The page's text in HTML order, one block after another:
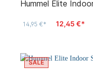
Hummel Elite
14,95 €* 12,45 €*
SALE